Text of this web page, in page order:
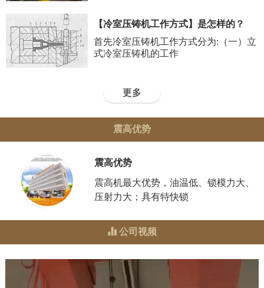
【冷室压铸机工作方式】是怎样的？
首先冷室压铸机工作方式分为:（一）立
式冷室压铸机的工作
更多
震高优势
震高优势
震高机最大优势，油温低、锁模力大、
压射力大；具有特快锁
公司视频